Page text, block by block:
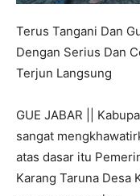
Terus Tangani Dan
Dengan Serius Dan
Terjun Langsung
GUE JABAR ||
sangat
atas dasar itu
Karang Taruna Desa